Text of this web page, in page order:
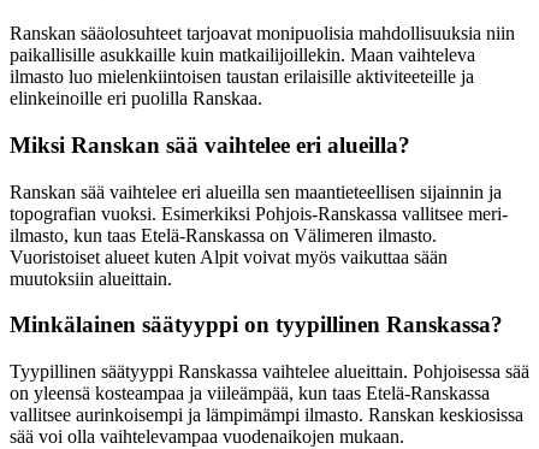
Ranskan sääolosuhteet tarjoavat monipuolisia mahdollisuuksia niin
paikallisille asukkaille kuin matkailijoillekin. Maan vaihteleva
ilmasto luo mielenkiintoisen taustan erilaisille aktiviteeteille ja
elinkeinoille eri puolilla Ranskaa.
Miksi Ranskan sää vaihtelee eri alueilla?
Ranskan sää vaihtelee eri alueilla sen maantieteellisen sijainnin ja
topografian vuoksi. Esimerkiksi Pohjois-Ranskassa vallitsee meri-
ilmasto, kun taas Etelä-Ranskassa on Välimeren ilmasto.
Vuoristoiset alueet kuten Alpit voivat myös vaikuttaa sään
muutoksiin alueittain.
Minkälainen säätyyppi on tyypillinen Ranskassa?
Tyypillinen säätyyppi Ranskassa vaihtelee alueittain. Pohjoisessa sää
on yleensä kosteampaa ja viileämpää, kun taas Etelä-Ranskassa
vallitsee aurinkoisempi ja lämpimämpi ilmasto. Ranskan keskiosissa
sää voi olla vaihtelevampaa vuodenaikojen mukaan.